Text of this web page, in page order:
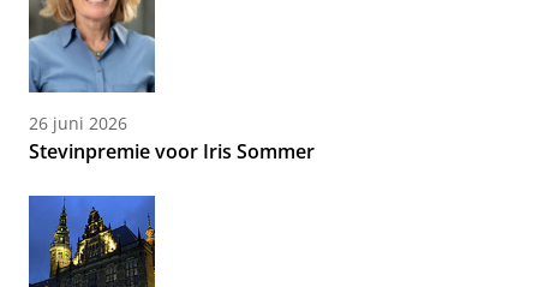
26 juni 2026
Stevinpremie voor Iris Sommer